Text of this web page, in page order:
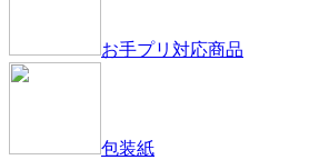
お手プリ対応商品
包装紙